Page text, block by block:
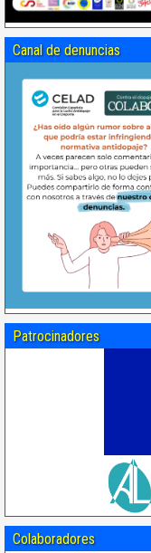
Canal de denuncias
Patrocinadores
Colaboradores